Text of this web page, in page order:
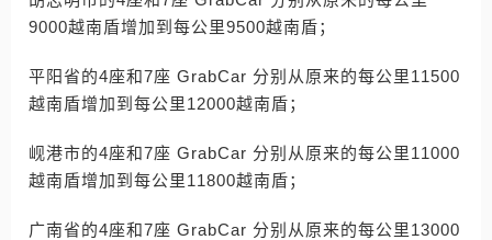
9000越南盾增加到每公里9500越南盾；
平阳省的4座和7座 GrabCar 分别从原来的每公里11500
越南盾增加到每公里12000越南盾；
岘港市的4座和7座 GrabCar 分别从原来的每公里11000
越南盾增加到每公里11800越南盾；
广南省的4座和7座 GrabCar 分别从原来的每公里13000